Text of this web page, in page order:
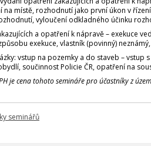
na místě, rozhodnutí jako první úkon v
vyloučení odkladného účinku
a opatření k nápravě – exekuce
exekuce, vlastník (povinný)
vstup na pozemky a do staveb – vstup
součinnost Policie ČR, opatření na
je cena tohoto semináře pro účastníky z
seminářů